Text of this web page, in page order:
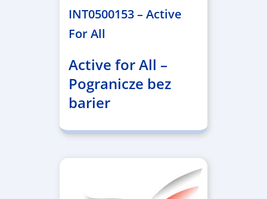
INT0500153 – Active
For All
Active for All –
Pogranicze bez
barier